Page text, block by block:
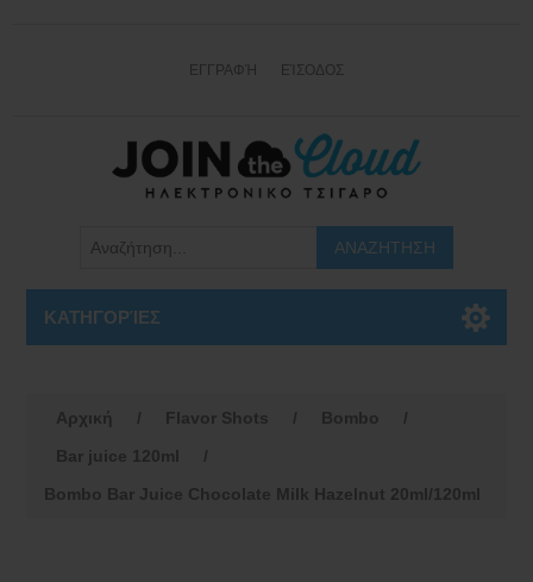
ΕΓΓΡΑΦΉ ΕΊΣΟΔΟΣ
ΚΑΤΗΓΟΡΊΕΣ
Αρχική / Flavor Shots / Bombo
/
Bar juice 120ml
/
Bombo Bar Juice Chocolate Milk Hazelnut 20ml/120ml